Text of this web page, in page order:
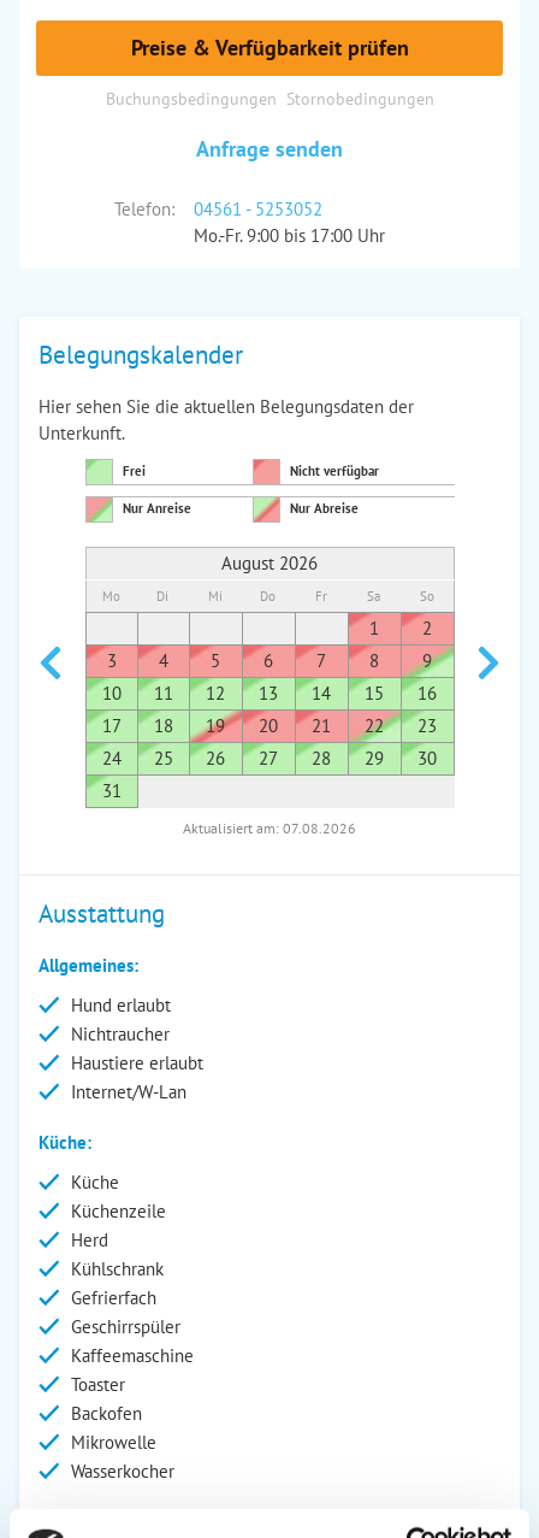
Preise & Verfügbarkeit prüfen
Buchungsbedingungen Stornobedingungen
Anfrage senden
Telefon:
04561 - 5253052
Mo.-Fr. 9:00 bis 17:00 Uhr
Belegungskalender
Hier sehen Sie die aktuellen Belegungsdaten der
Unterkunft.
Frei Nicht verfügbar
Nur Anreise Nur Abreise
August 2026
Mo Di Mi Do Fr Sa So
1
2
3
4 5 6 7 8
9
10
11 12 13 14 15
16
17
18 19 20 21 22
23
24
25 26 27 28 29
30
31
7
Aktualisiert am: 07.08.2026
Ausstattung
Allgemeines:
Hund erlaubt
Nichtraucher
Haustiere erlaubt
Internet/W-Lan
Küche:
Küche
Küchenzeile
Herd
Kühlschrank
Gefrierfach
Geschirrspüler
Kaffeemaschine
Toaster
Backofen
Mikrowelle
Wasserkocher